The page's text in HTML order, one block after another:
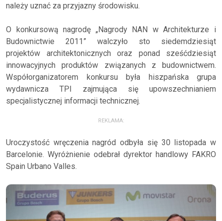
należy uznać za przyjazny środowisku.
O konkursową nagrodę „Nagrody NAN w Architekturze i
Budownictwie 2011” walczyło sto siedemdziesiąt
projektów architektonicznych oraz ponad sześćdziesiąt
innowacyjnych produktów związanych z budownictwem.
Współorganizatorem konkursu była hiszpańska grupa
wydawnicza TPI zajmująca się upowszechnianiem
specjalistycznej informacji technicznej.
REKLAMA:
Uroczystość wręczenia nagród odbyła się 30 listopada w
Barcelonie. Wyróżnienie odebrał dyrektor handlowy FAKRO
Spain Urbano Valles.